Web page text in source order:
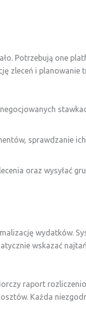
Potrzebują one
zleceń i planowanie
sprawdzanie
oraz wysyłać
wydatków.
wskazać
raport
Każda